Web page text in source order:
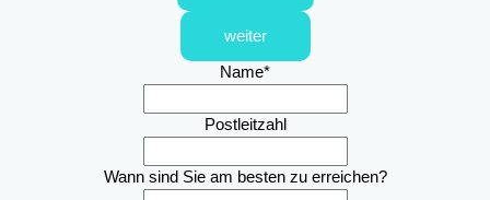
weiter
Name*
Postleitzahl
Wann sind Sie am besten zu erreichen?